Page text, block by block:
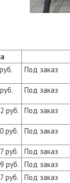
Под заказ
Под заказ
руб. Под заказ
руб. Под заказ
руб.
Под заказ
руб.
Под заказ
руб.
Под заказ